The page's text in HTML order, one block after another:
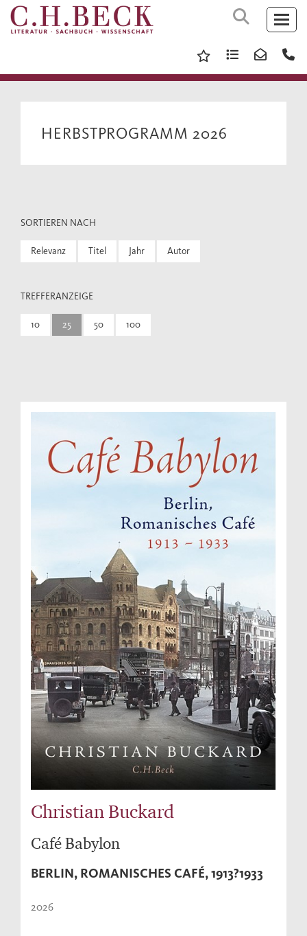
HERBSTPROGRAMM 2026
SORTIEREN NACH
Relevanz Titel Jahr Autor
TREFFERANZEIGE
10 25 50 100
Christian Buckard
Café Babylon
BERLIN, ROMANISCHES CAFÉ, 1913?1933
2026